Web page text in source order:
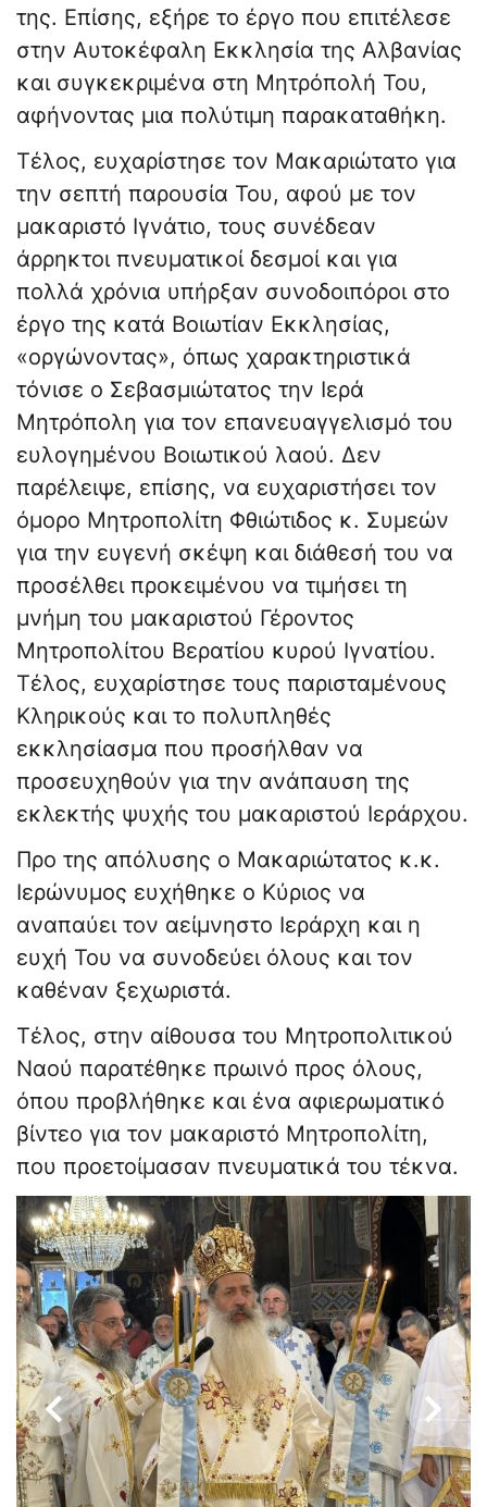
της. Επίσης, εξήρε το έργο που επιτέλεσε
στην Αυτοκέφαλη Εκκλησία της Αλβανίας
και συγκεκριμένα στη Μητρόπολή Του,
αφήνοντας μια πολύτιμη παρακαταθήκη.
Τέλος, ευχαρίστησε τον Μακαριώτατο για
την σεπτή παρουσία Του, αφού με τον
μακαριστό Ιγνάτιο, τους συνέδεαν
άρρηκτοι πνευματικοί δεσμοί και για
πολλά χρόνια υπήρξαν συνοδοιπόροι στο
έργο της κατά Βοιωτίαν Εκκλησίας,
«οργώνοντας», όπως χαρακτηριστικά
τόνισε ο Σεβασμιώτατος την Ιερά
Μητρόπολη για τον επανευαγγελισμό του
ευλογημένου Βοιωτικού λαού. Δεν
παρέλειψε, επίσης, να ευχαριστήσει τον
όμορο Μητροπολίτη Φθιώτιδος κ. Συμεών
για την ευγενή σκέψη και διάθεσή του να
προσέλθει προκειμένου να τιμήσει τη
μνήμη του μακαριστού Γέροντος
Μητροπολίτου Βερατίου κυρού Ιγνατίου.
Τέλος, ευχαρίστησε τους παρισταμένους
Κληρικούς και το πολυπληθές
εκκλησίασμα που προσήλθαν να
προσευχηθούν για την ανάπαυση της
εκλεκτής ψυχής του μακαριστού Ιεράρχου.
Προ της απόλυσης ο Μακαριώτατος κ.κ.
Ιερώνυμος ευχήθηκε ο Κύριος να
αναπαύει τον αείμνηστο Ιεράρχη και η
ευχή Του να συνοδεύει όλους και τον
καθέναν ξεχωριστά.
Τέλος, στην αίθουσα του Μητροπολιτικού
Ναού παρατέθηκε πρωινό προς όλους,
όπου προβλήθηκε και ένα αφιερωματικό
βίντεο για τον μακαριστό Μητροπολίτη,
που προετοίμασαν πνευματικά του τέκνα.